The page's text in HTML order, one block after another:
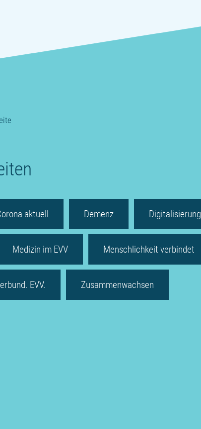
aktuell Demenz Digitalisierung
Medizin im EVV Menschlichkeit verbindet
EVV. Zusammenwachsen